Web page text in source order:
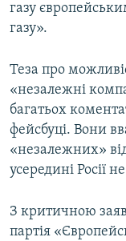
газу
газу».
Теза про
«незалежні
багатьох
фейсбуці. Вони
«незалежних»
усередині Росії
З критичною
партія